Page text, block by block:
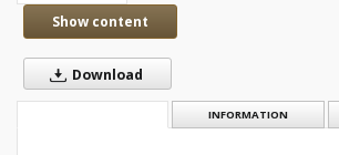
Show content
Download
INFORMATION